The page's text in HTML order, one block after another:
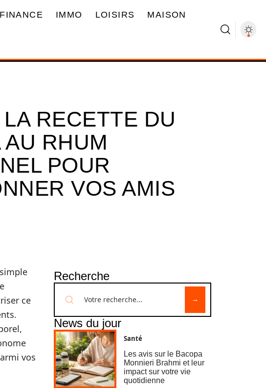
FINANCE IMMO LOISIRS MAISON
RECETTE DU
RHUM
POUR
VOS AMIS
ce
vos
Recherche
News du jour
Santé
Les avis sur le Bacopa
Monnieri Brahmi et leur
impact sur votre vie
quotidienne